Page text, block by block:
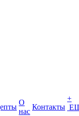
О
нас
Контакты
+